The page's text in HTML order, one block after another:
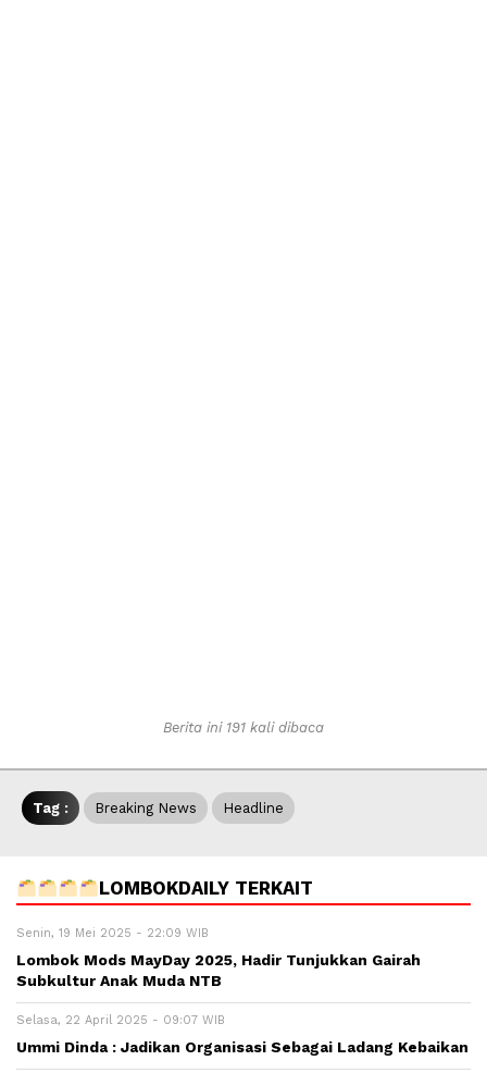
Berita ini 191 kali dibaca
Tag : Breaking News Headline
LOMBOKDAILY TERKAIT
Senin, 19 Mei 2025 - 22:09 WIB
Lombok Mods MayDay 2025, Hadir Tunjukkan Gairah
Subkultur Anak Muda NTB
Selasa, 22 April 2025 - 09:07 WIB
Ummi Dinda : Jadikan Organisasi Sebagai Ladang Kebaikan